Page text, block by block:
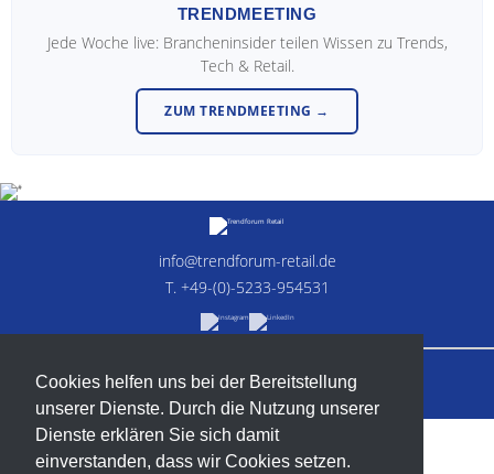
Cookies helfen uns bei der Bereitstellung
unserer Dienste. Durch die Nutzung unserer
Dienste erklären Sie sich damit
einverstanden, dass wir Cookies setzen.
TRENDMEETING
Jede Woche live: Brancheninsider teilen Wissen zu Trends,
Tech & Retail.
ZUM TRENDMEETING →
info@trendforum-retail.de
T. +49-(0)-5233-954531
Kontakt